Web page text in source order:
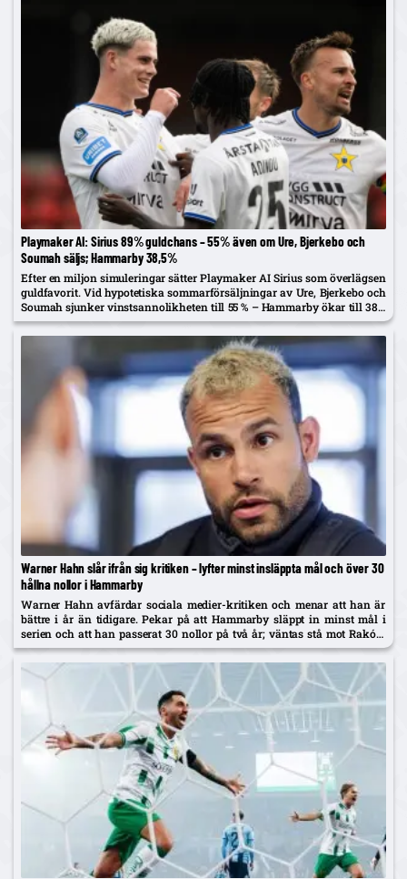
Playmaker AI: Sirius 89% guldchans – 55% även om Ure, Bjerkebo och
Soumah säljs; Hammarby 38,5%
Efter en miljon simuleringar sätter Playmaker AI Sirius som överlägsen
guldfavorit. Vid hypotetiska sommarförsäljningar av Ure, Bjerkebo och
Soumah sjunker vinstsannolikheten till 55 % – Hammarby ökar till 38,5
%.
Warner Hahn slår ifrån sig kritiken – lyfter minst insläppta mål och över 30
hållna nollor i Hammarby
Warner Hahn avfärdar sociala medier-kritiken och menar att han är
bättre i år än tidigare. Pekar på att Hammarby släppt in minst mål i
serien och att han passerat 30 nollor på två år; väntas stå mot Raków
på torsdag.